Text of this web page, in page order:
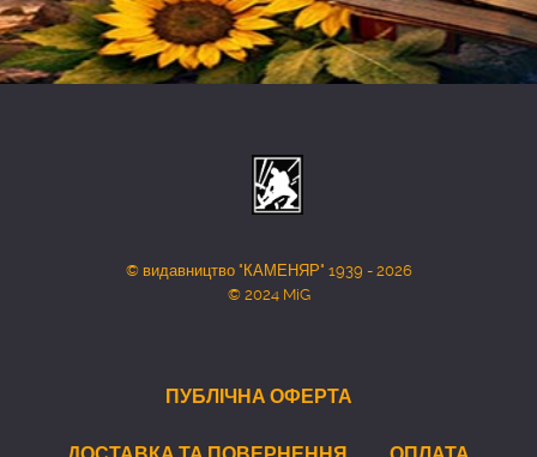
© видавництво "КАМЕНЯР" 1939 - 2026
© 2024 MiG
ПУБЛІЧНА ОФЕРТА